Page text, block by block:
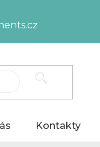
Kontakty